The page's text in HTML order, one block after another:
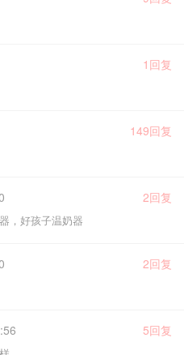
1回复
149回复
2回复
，好孩子温奶器
2回复
5回复